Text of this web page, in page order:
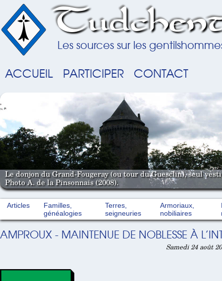
Les sources sur les
ACCUEIL PARTICIPER CONTACT
Le donjon du Grand-Fougeray (ou tour du Guesclin), seul
Photo A. de la Pinsonnais (2008).
Articles
Familles,
généalogies
Terres,
seigneuries
Armoriaux,
nobiliaires
AMPROUX - MAINTENUE DE NOBLESSE À
Samedi 24 août